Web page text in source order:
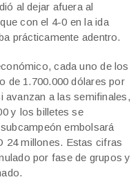
al dejar afuera al
con el 4-0 en la ida
prácticamente adentro.
cada uno de los
de 1.700.000 dólares por
avanzan a las semifinales,
y los billetes se
embolsará
24 millones. Estas cifras
por fase de grupos y